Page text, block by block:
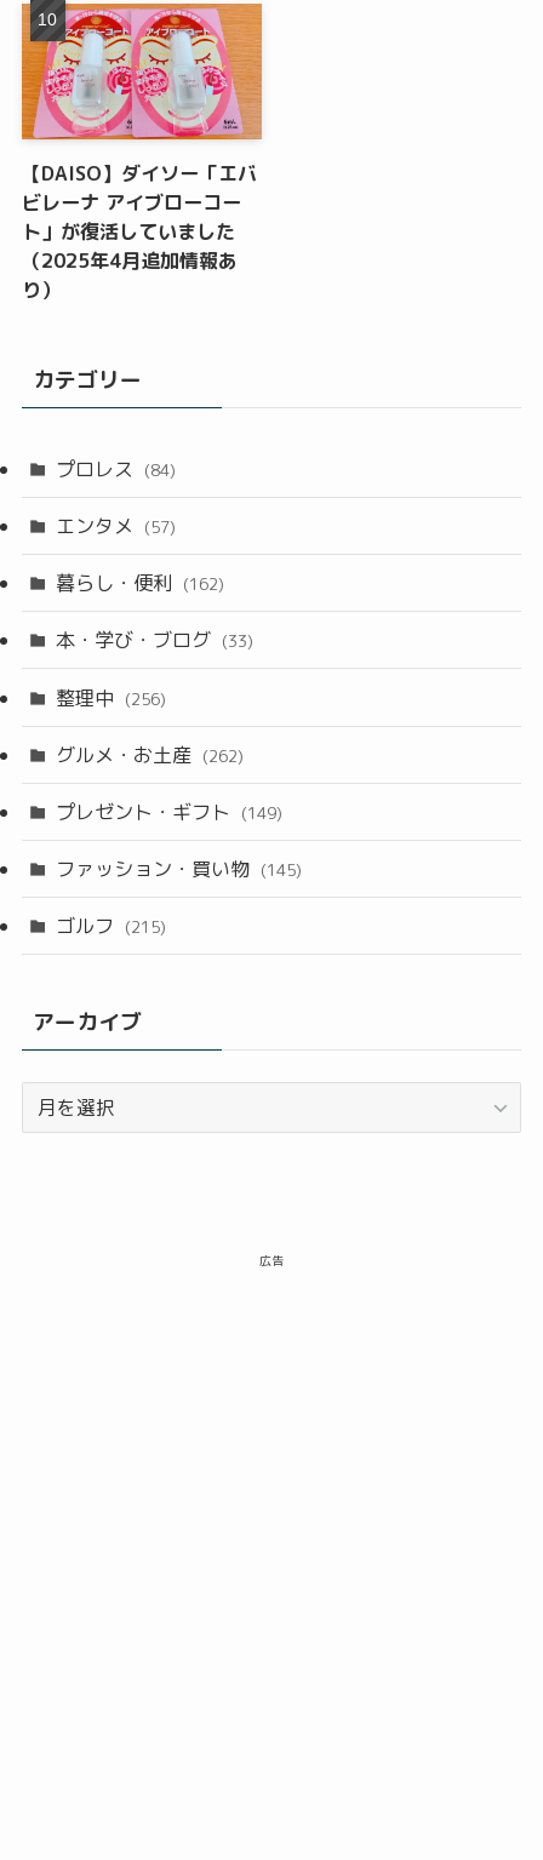
【DAISO】ダイソー「エバ
ビレーナ アイブローコー
ト」が復活していました
（2025年4月追加情報あ
り）
カテゴリー
プロレス (84)
エンタメ (57)
暮らし・便利 (162)
本・学び・ブログ (33)
整理中 (256)
グルメ・お土産 (262)
プレゼント・ギフト (149)
ファッション・買い物 (145)
ゴルフ (215)
アーカイブ
ー
広告